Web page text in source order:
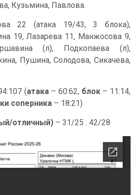
Кузьмина, Павлова.
22 (атака 19/43, 3 блока),
19, Лазарева 11, Манжосова 9,
(л), Подкопаева (л),
Пушина, Солодова, Сикачева,
(атака– 60:62, блок– 11:14,
соперника – 18:21)
отличный) – 31/25 : 42/28